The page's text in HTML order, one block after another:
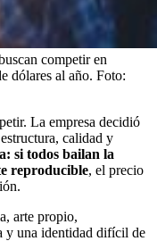
competir en
dólares al año. Foto:
La empresa decidió
calidad y
si todos bailan la
reproducible, el precio
arte propio,
y una identidad difícil de